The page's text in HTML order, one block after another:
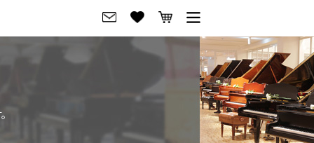
ブランド紹介
ご来店・試弾予約
ご来店・ご試弾予約